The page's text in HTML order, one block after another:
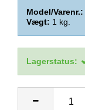
Model/Varenr.:
Vægt: 1 kg.
Lagerstatus: